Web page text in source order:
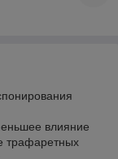
влияние
трафаретных